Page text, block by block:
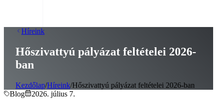
Híreink
Hőszivattyú pályázat feltételei 2026-
ban
Kezdőlap/Híreink/Hőszivattyú pályázat feltételei 2026-ban
Blog
2026. július 7.